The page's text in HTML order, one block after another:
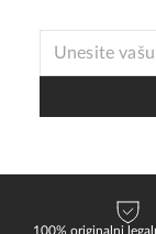
EMAIL
100% originalni